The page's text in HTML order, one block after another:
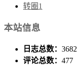
转圈1
本站信息
日志总数： 3682
评论总数： 477